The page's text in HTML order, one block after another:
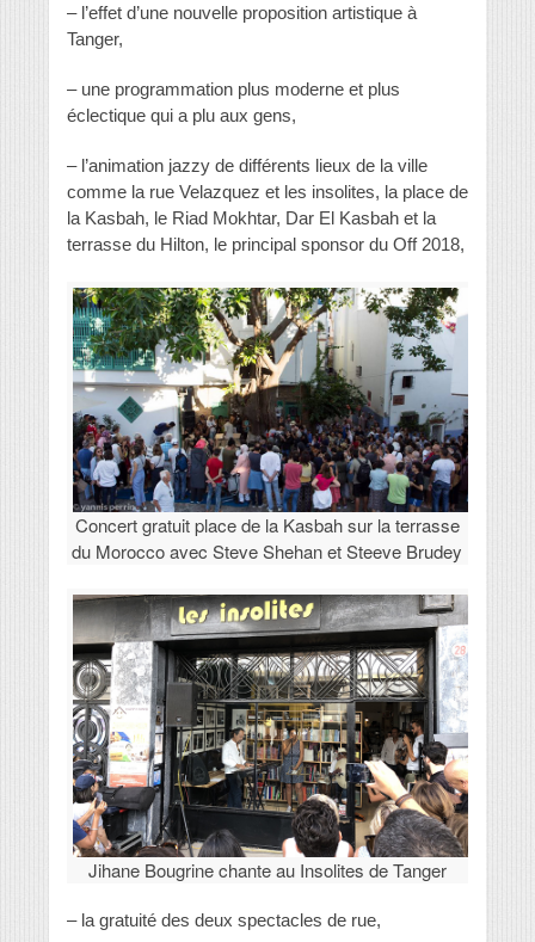
– l’effet d’une nouvelle proposition artistique à
Tanger,
– une programmation plus moderne et plus
éclectique qui a plu aux gens,
– l’animation jazzy de différents lieux de la ville
comme la rue Velazquez et les insolites, la place de
la Kasbah, le Riad Mokhtar, Dar El Kasbah et la
terrasse du Hilton, le principal sponsor du Off 2018,
Concert gratuit place de la Kasbah sur la terrasse
du Morocco avec Steve Shehan et Steeve Brudey
Jihane Bougrine chante au Insolites de Tanger
– la gratuité des deux spectacles de rue,